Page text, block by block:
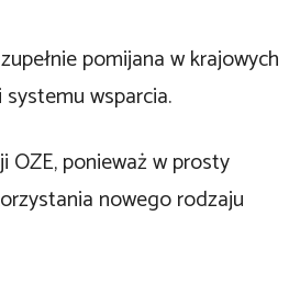
pomijana w krajowych
wsparcia.
ponieważ w prosty
nowego rodzaju